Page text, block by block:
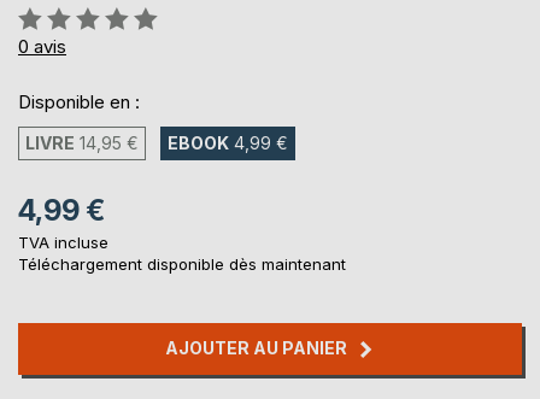
Évaluation:
0%
0 avis
Disponible en :
LIVRE 14,95 € EBOOK 4,99 €
4,99 €
TVA incluse
Téléchargement disponible dès maintenant
AJOUTER AU PANIER